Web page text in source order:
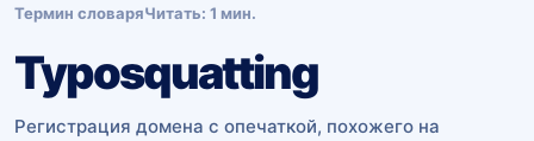
Термин словаряЧитать: 1 мин.
Typosquatting
Регистрация домена с опечаткой, похожего на